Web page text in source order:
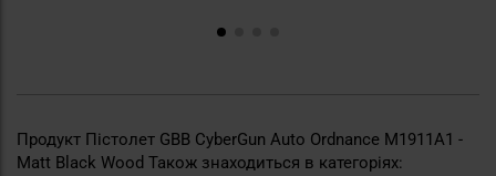
Продукт Пістолет GBB CyberGun Auto Ordnance M1911A1 -
Matt Black Wood Також знаходиться в категоріях: